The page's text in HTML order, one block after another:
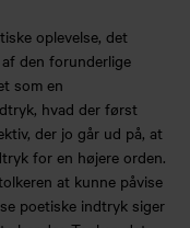
oplevelse, det
den forunderlige
som en
hvad der først
der jo går ud på, at
for en højere orden.
at kunne påvise
poetiske indtryk siger